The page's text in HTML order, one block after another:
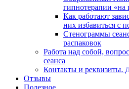
гипнотерапии «на
Как работают
них избавиться
Стенограммы
распаковок
Работа над собой,
сеанса
Контакты и реквизиты.
Отзывы
Полезное